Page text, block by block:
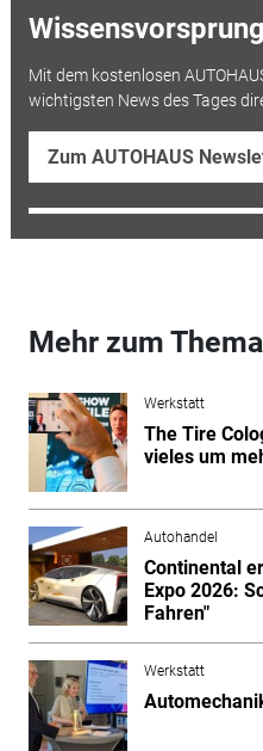
Mit dem kostenlosen
wichtigsten News des Tages
Zum AUTOHAUS
Mehr zum
Werkstatt
The Tire
vieles um
Autohandel
Continental
Expo 2026:
Fahren"
Werkstatt